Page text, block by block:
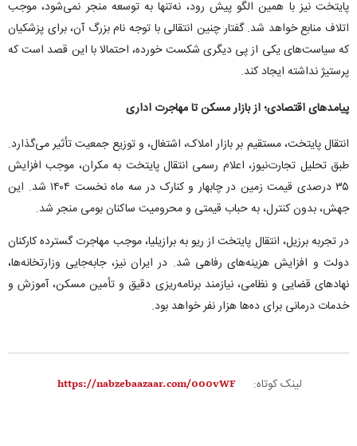
پایتخت نیز با همین الگو پیش رود، نه‌تنها به توسعه منجر نمی‌شود، موجب
اتلاف منابع خواهد شد. گفتار چنین انتقالی با توجه نام بزرگ آن، برای پزشکیان
که سیاست‌های یکی از پی دیگری شکست خورده، احتمالا با این قصد است که
پرستیژ نداشته ایجاد کند.
پیامد‌های اقتصادی؛ از بازار مسکن تا مهاجرت اداری
انتقال پایتخت، مستقیم بر بازار املاک، اشتغال، و توزیع جمعیت تأثیر می‌گذارد.
طبق تحلیل تجارت‌نیوز، اعلام رسمی انتقال پایتخت به مکران، موجب افزایش
۳۵ درصدی قیمت زمین در چابهار و کنارک در سه ماه نخست ۱۴۰۴ شد. این
جهش، بدون کنترل، به حباب قیمتی و محرومیت ساکنان بومی منجر شد.
در تجربه برزیل، انتقال پایتخت از ریو به برازیلیا، موجب مهاجرت گسترده کارکنان
دولت و افزایش هزینه‌های رفاهی شد. در ایران نیز، جابه‌جایی وزارتخانه‌ها،
نهاد‌های قضایی و نظامی، نیازمند برنامه‌ریزی دقیق و تأمین مسکن، آموزش و
خدمات درمانی برای ده‌ها هزار نفر خواهد بود.
لینک کوتاه: